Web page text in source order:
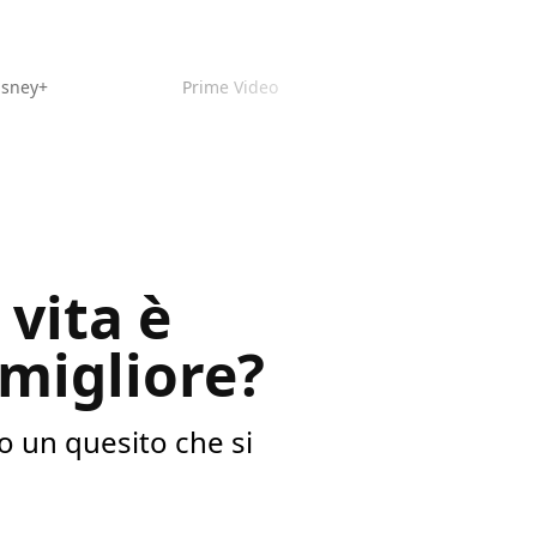
Prime Video
vita è
un quesito che si